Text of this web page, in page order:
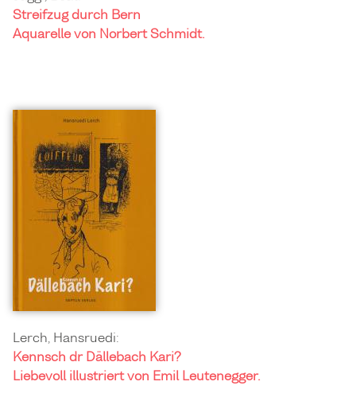
Streifzug durch Bern
Aquarelle von Norbert Schmidt.
Lerch, Hansruedi:
Kennsch dr Dällebach Kari?
Liebevoll illustriert von Emil Leutenegger.